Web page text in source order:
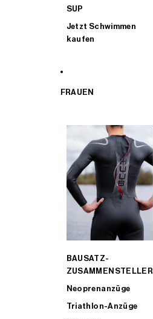
SUP
Jetzt Schwimmen
kaufen
FRAUEN
BAUSATZ-
ZUSAMMENSTELLER
Neoprenanzüge
Triathlon-Anzüge